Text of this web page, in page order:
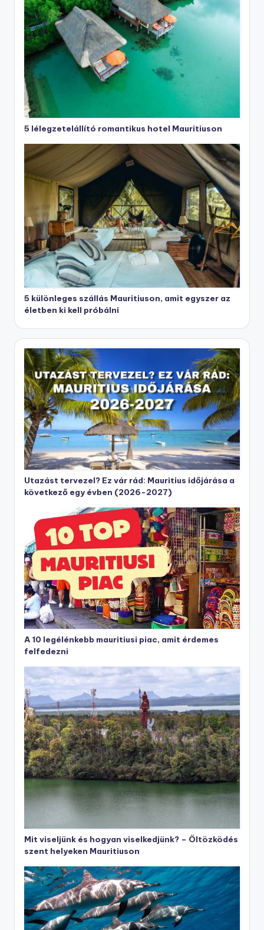
5 lélegzetelállító romantikus hotel Mauritiuson
5 különleges szállás Mauritiuson, amit egyszer az
életben ki kell próbálni
Utazást tervezel? Ez vár rád: Mauritius időjárása a
következő egy évben (2026-2027)
A 10 legélénkebb mauritiusi piac, amit érdemes
felfedezni
Mit viseljünk és hogyan viselkedjünk? – Öltözködés
szent helyeken Mauritiuson